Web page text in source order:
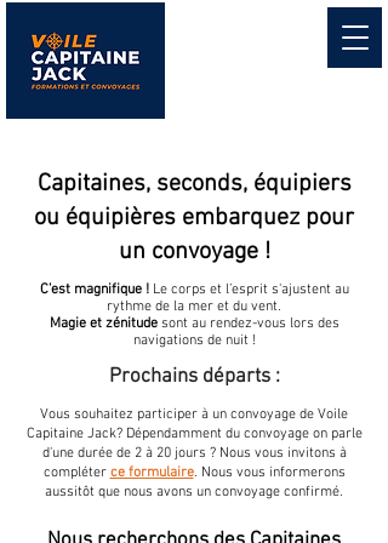
Capitaines, seconds, équipiers
ou équipières embarquez pour
un convoyage !
C’est magnifique !Le corps et l’esprit s'ajustent au
rythme de la mer et du vent.
Magie et zénitudesont au rendez-vous lors des
navigations de nuit !
Prochains départs :
Vous souhaitez participer à un convoyage de Voile
Capitaine Jack? Dépendamment du convoyage on parle
d'une durée de 2 à 20 jours ? Nous vous invitons à
compléter ce formulaire. Nous vous informerons
aussitôt que nous avons un convoyage confirmé.